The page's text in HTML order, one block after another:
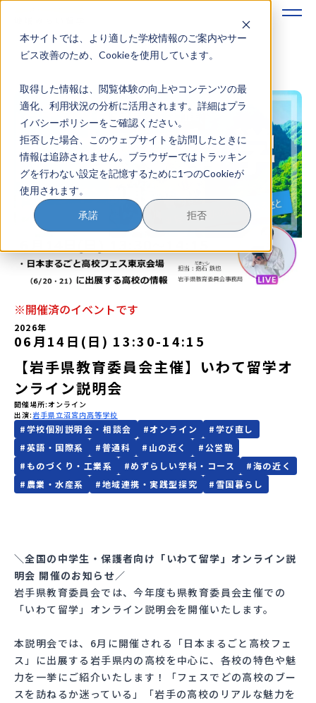
本サイトでは、より適した学校情報のご案内やサー
ビス改善のため、Cookieを使用しています。
取得した情報は、閲覧体験の向上やコンテンツの最
適化、利用状況の分析に活用されます。詳細はプラ
イバシーポリシーをご確認ください。
拒否した場合、このウェブサイトを訪問したときに
情報は追跡されません。ブラウザーではトラッキン
グを行わない設定を記憶するために1つのCookieが
使用されます。
承諾 拒否
地域みらい留学のすすめかた
地域みらい留学とは
学校を探す
イベントを探す
おためし地域留学
マガジン
奨学金について
？ イベント参加方法
会員登録 MYページログイン
※開催済のイベントです
2026年
06月14日(日) 13:30-14:15
【岩手県教育委員会主催】いわて留学オ
ンライン説明会
開催場所 オンライン
出演 岩手県立沼宮内高等学校
#学校個別説明会・相談会 #オンライン #学び直し
#英語・国際系 #普通科 # 山の近く #公営塾
# ものづくり・工業系 #めずらしい学科・コース #海の近く
# 農業・水産系 #地域連携・実践型探究 #雪国暮らし
＼全国の中学生・保護者向け「いわて留学」オンライン説
明会 開催のお知らせ／
岩手県教育委員会では、今年度も県教育委員会主催での
「いわて留学」オンライン説明会を開催いたします。
本説明会では、6月に開催される「日本まるごと高校フェ
ス」に出展する岩手県内の高校を中心に、各校の特色や魅
力を一挙にご紹介いたします！「フェスでどの高校のブー
スを訪ねるか迷っている」「岩手の高校のリアルな魅力を